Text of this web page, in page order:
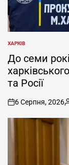
ОПУБЛІКУВАТИ
У
ХАРКІВ
До семи
та Росії
on
6 Серпня, 2026